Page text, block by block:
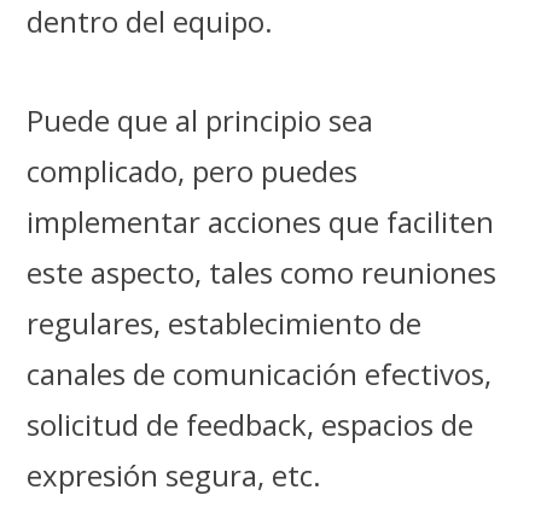
dentro del equipo.
Puede que al principio sea
complicado, pero puedes
implementar acciones que faciliten
este aspecto, tales como reuniones
regulares, establecimiento de
canales de comunicación efectivos,
solicitud de feedback, espacios de
expresión segura, etc.